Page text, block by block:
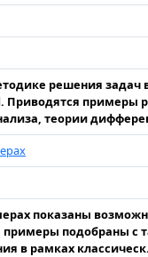
решения
примеры
теории
показаны
примеры подобраны с
в рамках